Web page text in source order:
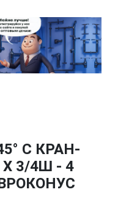
С КРАН-
3/4Ш - 4